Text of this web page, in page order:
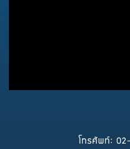
โทรศัพท์: